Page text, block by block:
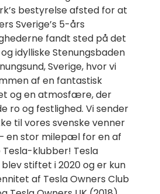
bestyrelse afsted for at
Sverige’s 5-års
fandt sted på det
idylliske Stenungsbaden
Sverige, hvor vi
af en fantastisk
og en atmosfære, der
ro og festlighed. Vi sender
til vores svenske venner
en stor milepæl for en af
klubber! Tesla
stiftet i 2020 og er kun
af Tesla Owners Club